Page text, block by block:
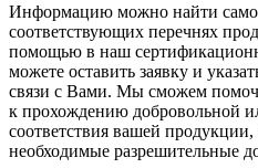
Информацию можно найти
соответствующих перечнях
помощью в наш
можете оставить заявку и
связи с Вами. Мы сможем
к прохождению добровольной
соответствия вашей
необходимые разрешительные